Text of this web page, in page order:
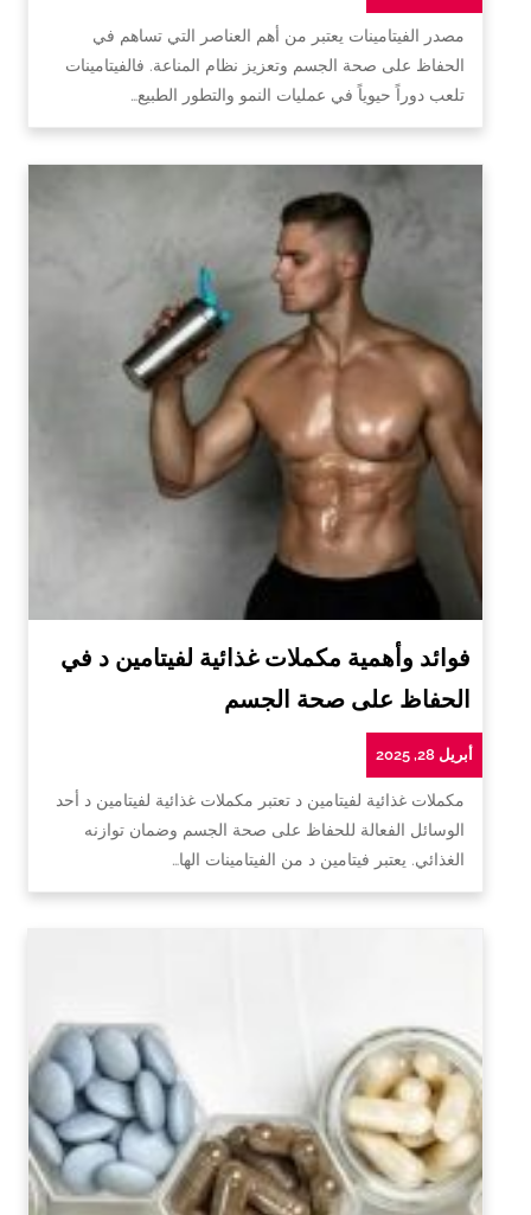
مصدر الفيتامينات يعتبر من أهم العناصر التي تساهم في
الحفاظ على صحة الجسم وتعزيز نظام المناعة. فالفيتامينات
تلعب دوراً حيوياً في عمليات النمو والتطور الطبيع…
فوائد وأهمية مكملات غذائية لفيتامين د في
الحفاظ على صحة الجسم
أبريل 28, 2025
مكملات غذائية لفيتامين د تعتبر مكملات غذائية لفيتامين د أحد
الوسائل الفعالة للحفاظ على صحة الجسم وضمان توازنه
الغذائي. يعتبر فيتامين د من الفيتامينات الها…